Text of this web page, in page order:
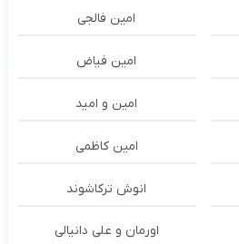
امین فالجی
امین فیاض
امین و امید
امین کاظمی
انوش ترکاشوند
اورمان و علی دانیالی